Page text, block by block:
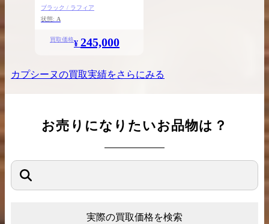
ブラック / ラフィア
状態: A
買取価格¥ 245,000
カプシーヌの買取実績をさらにみる
お売りになりたいお品物は？
実際の買取価格を検索